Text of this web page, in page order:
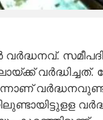
വർദ്ധനവ്.
വർദ്ധിച്ചത്.